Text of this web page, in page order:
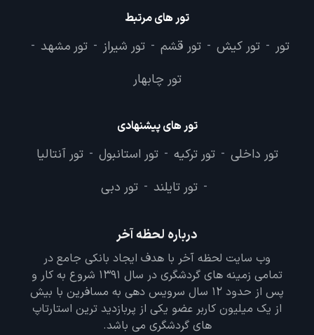
تور های مرتبط
تور - تور کیش - تور قشم - تور شیراز - تور مشهد -
تور چابهار
تور های پیشنهادی
تور داخلی - تور ترکیه - تور استانبول - تور آنتالیا
- تور تایلند - تور دبی
درباره لحظه آخر
وب سایت لحظه آخر با هدف ایجاد بانکی جامع در
تمامی زمینه های گردشگری در سال 1391 شروع به کار و
پس از حدود 12 سال سرویس دهی به مسافرین با بیش
از یک میلیون کاربر عضو یکی از پربازدید ترین استارتاپ
های گردشگری می باشد.